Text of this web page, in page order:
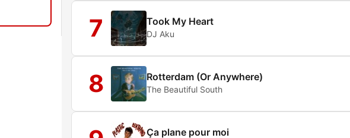
7 Took My Heart
DJ Aku
8 Rotterdam (Or Anywhere)
The Beautiful South
Ça plane pour moi